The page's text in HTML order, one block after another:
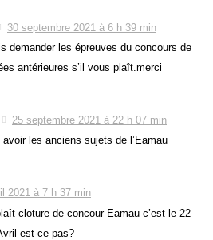
30 septembre 2021 à 6 h 39 min
demander les épreuves du concours de
antérieures s’il vous plaît.merci
25 septembre 2021 à 22 h 07 min
avoir les anciens sujets de l’Eamau
2021 à 7 h 37 min
cloture de concour Eamau c’est le 22
est-ce pas?